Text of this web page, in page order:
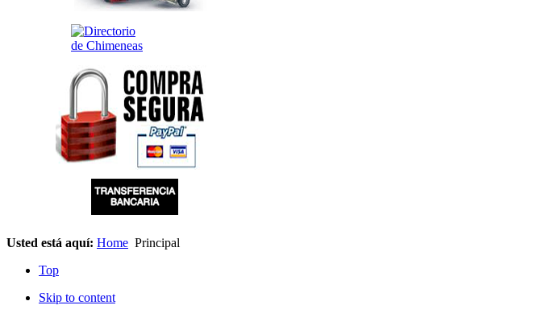
Usted está aquí: Home Principal
Top
Skip to content